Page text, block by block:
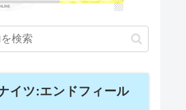
イツ:エンドフィール